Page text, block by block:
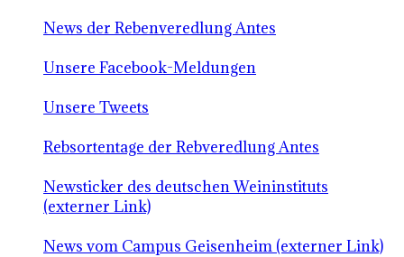
News der Rebenveredlung Antes
Unsere Facebook-Meldungen
Unsere Tweets
Rebsortentage der Rebveredlung Antes
Newsticker des deutschen Weininstituts
(externer Link)
News vom Campus Geisenheim (externer Link)